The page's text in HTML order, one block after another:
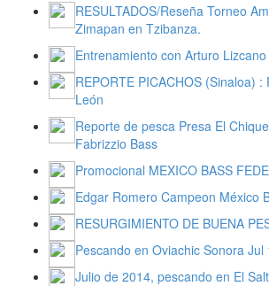
RESULTADOS/Reseña Torneo
Zimapan en Tzibanza.
Entrenamiento con Arturo
REPORTE PICACHOS (Sinaloa)
León
Reporte de pesca Presa El
Fabrizzio Bass
Promocional MEXICO BASS
Edgar Romero Campeon México
RESURGIMIENTO DE BUENA
Pescando en Oviachic Sonora Jul
Julio de 2014, pescando en El